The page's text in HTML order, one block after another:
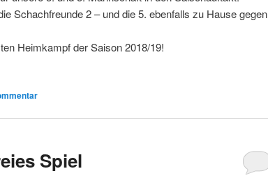
Schachfreunde 2 – und die 5. ebenfalls zu Hause gegen
Heimkampf der Saison 2018/19!
Spiel